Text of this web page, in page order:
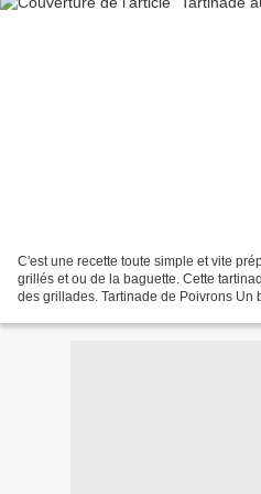
C'est une recette toute simple et vite
grillés et ou de la baguette. Cette
des grillades. Tartinade de Poivrons Un